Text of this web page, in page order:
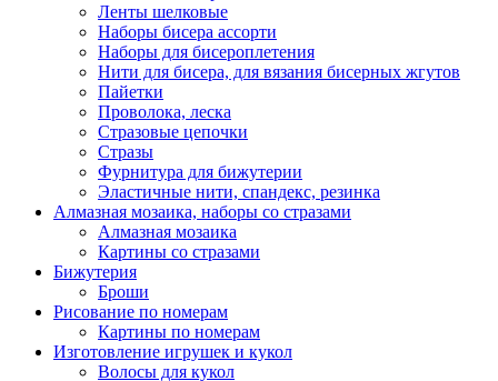
Ленты шелковые
Наборы бисера ассорти
Наборы для бисероплетения
Нити для бисера, для вязания бисерных жгутов
Пайетки
Проволока, леска
Стразовые цепочки
Стразы
Фурнитура для бижутерии
Эластичные нити, спандекс, резинка
Алмазная мозаика, наборы со стразами
Алмазная мозаика
Картины co стразами
Бижутерия
Броши
Рисование по номерам
Картины по номерам
Изготовление игрушек и кукол
Волосы для кукол